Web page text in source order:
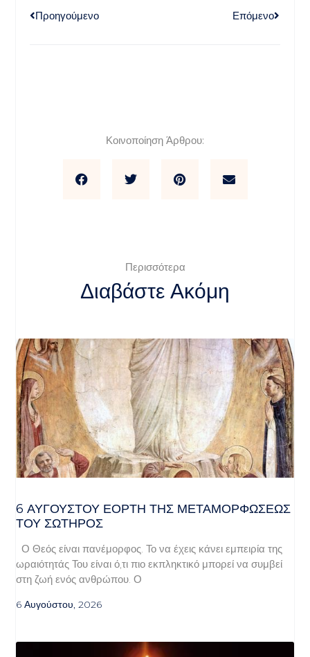
Προηγούμενο Επόμενο
Κοινοποίηση Άρθρου:
Περισσότερα
Διαβάστε Ακόμη
6 ΑΥΓΟΥΣΤΟΥ ΕΟΡΤΗ ΤΗΣ ΜΕΤΑΜΟΡΦΩΣΕΩΣ
ΤΟΥ ΣΩΤΗΡΟΣ
Ο Θεός είναι πανέμορφος. Το να έχεις κάνει εμπειρία της
ωραιότητάς Του είναι ό,τι πιο εκπληκτικό μπορεί να συμβεί
στη ζωή ενός ανθρώπου. Ο
6 Αυγούστου, 2026